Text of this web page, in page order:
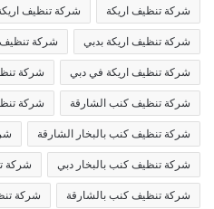
شركة تنظيف اريكة شركة تنظيف
شركة تنظيف اريكة بدبي شركة تنظيف
شركة تنظيف اريكة في دبي شركة
شركة تنظيف كنب الشارقة شركة
شركة تنظيف كنب بالبخار الشارقة
شركة تنظيف كنب بالبخار دبي شركة
شركة تنظيف كنب بالشارقة شركة